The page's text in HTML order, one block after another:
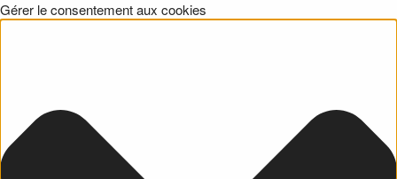
Gérer le consentement aux cookies